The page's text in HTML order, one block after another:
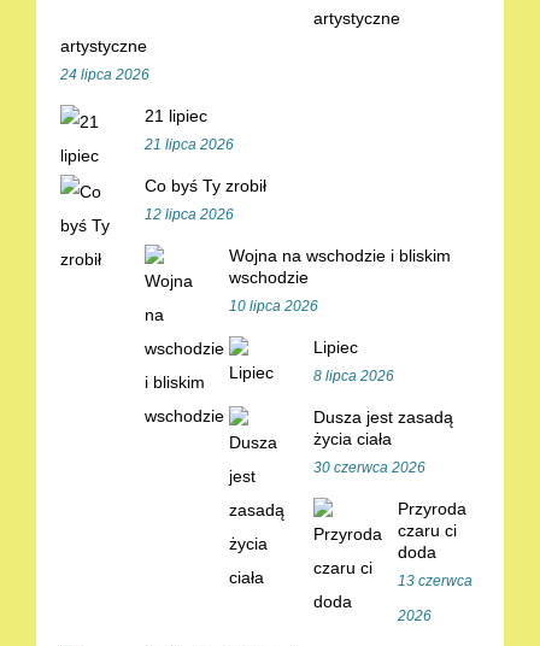
artystyczne
24 lipca 2026
21 lipiec
21 lipca 2026
Co byś Ty zrobił
12 lipca 2026
Wojna na wschodzie i bliskim
wschodzie
10 lipca 2026
Lipiec
8 lipca 2026
Dusza jest zasadą
życia ciała
30 czerwca 2026
Przyroda
czaru ci
doda
13 czerwca
2026